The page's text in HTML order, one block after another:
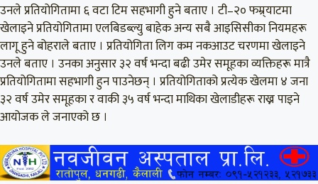
उनले प्रतियोगितामा ६ वटा टिम सहभागी हुने बताए । टी–२० फम्र्याटमा
खेलाइने प्रतियोगितामा एलबिडब्ल्यु बाहेक अन्य सबै आइसिसीका नियमहरू
लागू हुने बोहराले बताए । प्रतियोगिता लिग कम नकआउट चरणमा खेलाइने
उनले बताए । उनका अनुसार ३२ वर्ष भन्दा बढी उमेर समूहका व्यक्तिहरू मात्रै
प्रतियोगितामा सहभागी हुन पाउनेछन् । प्रतियोगिताको प्रत्येक खेलमा ४ जना
३२ वर्ष उमेर समूहका र वाकी ३५ वर्ष भन्दा माथिका खेलाडीहरू राख्न पाइने
आयोजक ले जनाएको छ ।